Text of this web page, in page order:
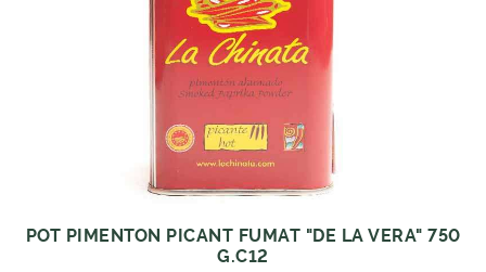
POT PIMENTON PICANT FUMAT "DE LA VERA" 750
G.C12